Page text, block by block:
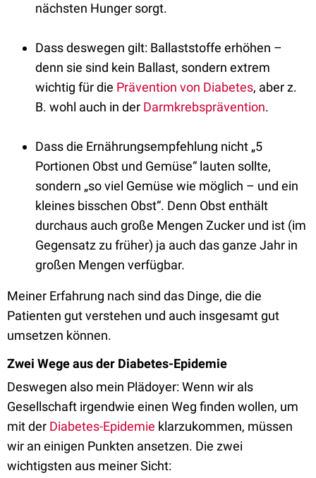
nächsten Hunger sorgt.
Dass deswegen gilt: Ballaststoffe erhöhen –
denn sie sind kein Ballast, sondern extrem
wichtig für die Prävention von Diabetes, aber z.
B. wohl auch in der Darmkrebsprävention.
Dass die Ernährungsempfehlung nicht „5
Portionen Obst und Gemüse“ lauten sollte,
sondern „so viel Gemüse wie möglich – und ein
kleines bisschen Obst“. Denn Obst enthält
durchaus auch große Mengen Zucker und ist (im
Gegensatz zu früher) ja auch das ganze Jahr in
großen Mengen verfügbar.
Meiner Erfahrung nach sind das Dinge, die die
Patienten gut verstehen und auch insgesamt gut
umsetzen können.
Zwei Wege aus der Diabetes-Epidemie
Deswegen also mein Plädoyer: Wenn wir als
Gesellschaft irgendwie einen Weg finden wollen, um
mit der Diabetes-Epidemie klarzukommen, müssen
wir an einigen Punkten ansetzen. Die zwei
wichtigsten aus meiner Sicht: